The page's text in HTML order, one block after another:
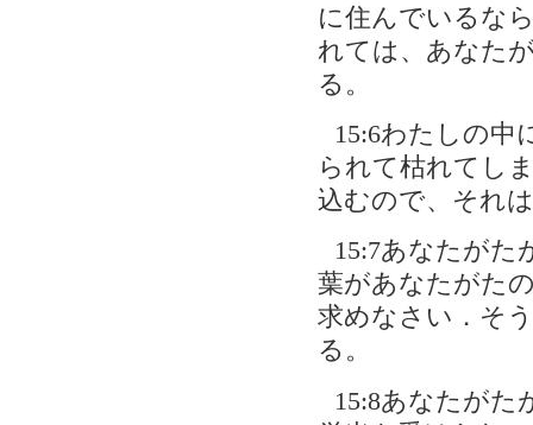
に住んでいるな
れては、あなた
る。
15:6わたしの中
られて枯れてし
込むので、それ
15:7あなたがた
葉があなたがた
求めなさい．そ
る。
15:8あなたがた